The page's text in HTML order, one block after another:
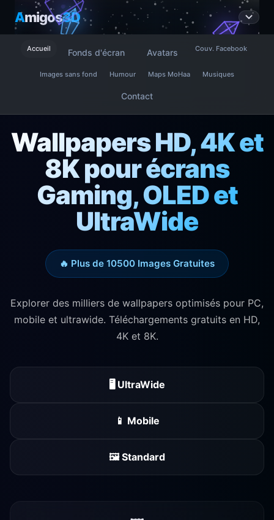
Amigos3D
Accueil Fonds d'écran Avatars Couv. Facebook
Images sans fond Humour Maps MoHaa Musiques
Contact
Wallpapers HD, 4K et
8K pour écrans
Gaming, OLED et
UltraWide
🔥 Plus de 10500 Images Gratuites
Explorer des milliers de wallpapers optimisés pour PC,
mobile et ultrawide. Téléchargements gratuits en HD,
4K et 8K.
🖥️ UltraWide
📱 Mobile
🖼️ Standard